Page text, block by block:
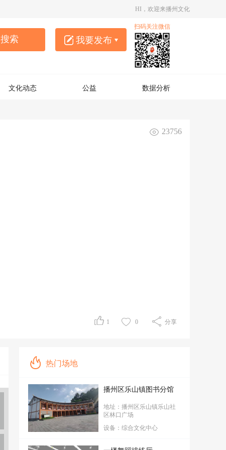
HI，欢迎来播州文化
搜索 我要发布
作品
扫码关注微信
文化动态 公益 数据分析
23756
1 0 分享
热门场地
播州区乐山镇图书分馆
地址：播州区乐山镇乐山社
区林口广场
设备：综合文化中心